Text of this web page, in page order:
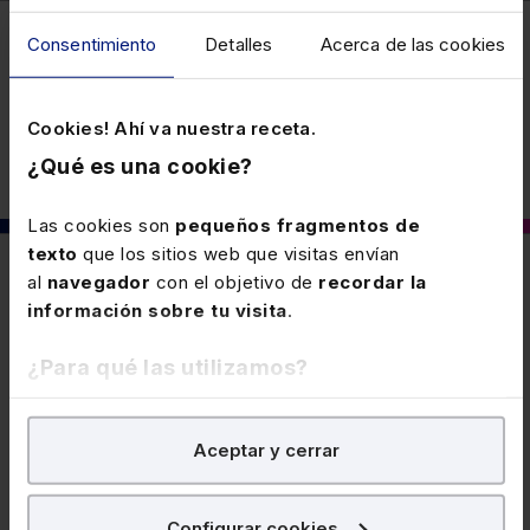
Consentimiento Detalles Acerca de las cookies
Cookies! Ahí va nuestra receta.
¿Qué es una cookie?
Las cookies son pequeños fragmentos de
texto que los sitios web que visitas envían
al navegador con el objetivo de recordar la
información sobre tu visita.
¿Para qué las utilizamos?
En Lefebvre utilizamos las cookies confines
para tratar demejorar tu experiencia
nuestra página web. También con fines publicitarios,
Aceptar y cerrar
Fiscal
También puede interesarte
16 DICIEMBRE 2025
deducción 2026
problemas de despoblación en el año 2026, a efectos